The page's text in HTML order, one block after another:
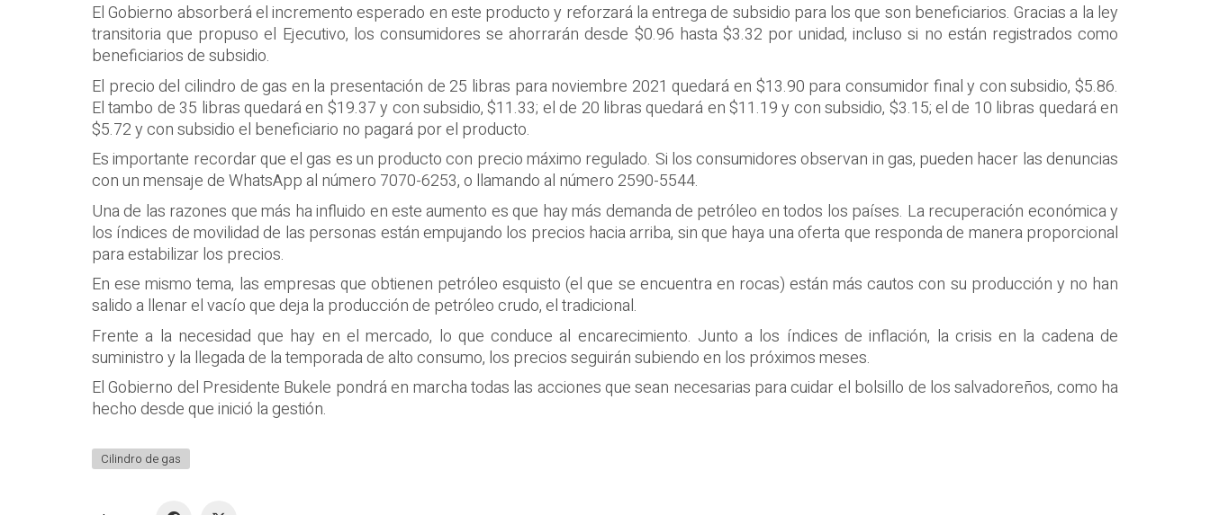
El Gobierno absorberá el incremento esperado en este producto y reforzará la entrega de subsidio para los que son beneficiarios. Gracias a la ley
transitoria que propuso el Ejecutivo, los consumidores se ahorrarán desde $0.96 hasta $3.32 por unidad, incluso si no están registrados como
beneficiarios de subsidio.
El precio del cilindro de gas en la presentación de 25 libras para noviembre 2021 quedará en $13.90 para consumidor final y con subsidio, $5.86.
El tambo de 35 libras quedará en $19.37 y con subsidio, $11.33; el de 20 libras quedará en $11.19 y con subsidio, $3.15; el de 10 libras quedará en
$5.72 y con subsidio el beneficiario no pagará por el producto.
Es importante recordar que el gas es un producto con precio máximo regulado. Si los consumidores observan in gas, pueden hacer las denuncias
con un mensaje de WhatsApp al número 7070-6253, o llamando al número 2590-5544.
Una de las razones que más ha influido en este aumento es que hay más demanda de petróleo en todos los países. La recuperación económica y
los índices de movilidad de las personas están empujando los precios hacia arriba, sin que haya una oferta que responda de manera proporcional
para estabilizar los precios.
En ese mismo tema, las empresas que obtienen petróleo esquisto (el que se encuentra en rocas) están más cautos con su producción y no han
salido a llenar el vacío que deja la producción de petróleo crudo, el tradicional.
Frente a la necesidad que hay en el mercado, lo que conduce al encarecimiento. Junto a los índices de inflación, la crisis en la cadena de
suministro y la llegada de la temporada de alto consumo, los precios seguirán subiendo en los próximos meses.
El Gobierno del Presidente Bukele pondrá en marcha todas las acciones que sean necesarias para cuidar el bolsillo de los salvadoreños, como ha
hecho desde que inició la gestión.
Cilindro de gas